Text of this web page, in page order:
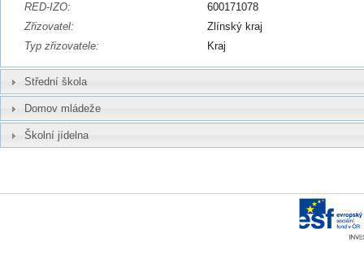
RED-IZO:
600171078
Zřizovatel:
Zlínský kraj
Typ zřizovatele:
Kraj
Střední škola
Domov mládeže
Školní jídelna